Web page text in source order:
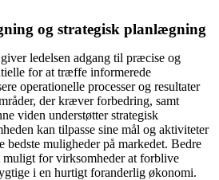
og strategisk planlægning
ledelsen adgang til præcise og
for at træffe informerede
operationelle processer og resultater
der kræver forbedring, samt
viden understøtter strategisk
kan tilpasse sine mål og aktiviteter
bedste muligheder på markedet. Bedre
muligt for virksomheder at forblive
i en hurtigt foranderlig økonomi.